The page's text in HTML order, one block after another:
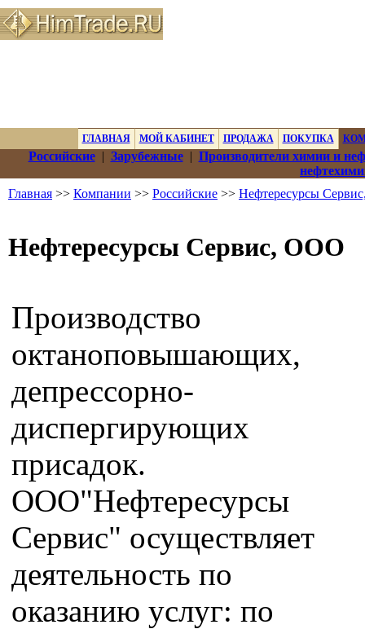
ГЛАВНАЯ МОЙ КАБИНЕТ ПРОДАЖА ПОКУПКА
Российские| Зарубежные| Производители химии и
Главная >> Компании >> Российские >> Нефтересурсы
Нефтересурсы Сервис, ООО
Производство
октаноповышающих,
депрессорно-
диспергирующих
присадок.
ООО"Нефтересурсы
Сервис" осуществляет
деятельность по
оказанию услуг: по